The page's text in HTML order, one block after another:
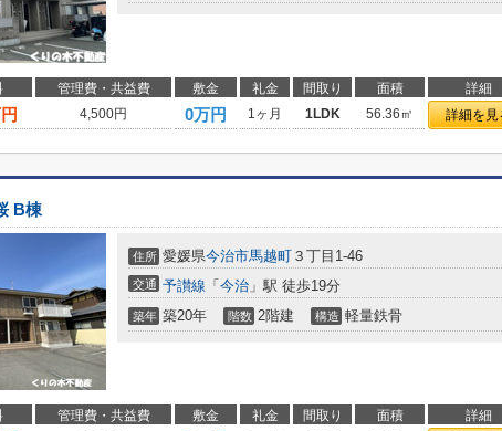
管理費・共益費 敷金 礼金 間取り 面積 詳細
4,500円 0万円 1ヶ月 1LDK 56.36㎡ 詳細を見
B棟
住所 愛媛県今治市馬越町 ３丁目1-46
交通 予讃線 「 今治 」駅 徒歩19分
築年 築20年 階数 2階建 構造 軽量鉄骨
管理費・共益費 敷金 礼金 間取り 面積 詳細